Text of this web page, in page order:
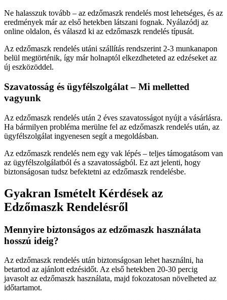
Ne halasszuk tovább – az edzőmaszk rendelés most lehetséges, és az
eredmények már az első hetekben látszani fognak. Nyálazódj az
online oldalon, és válaszd ki az edzőmaszk rendelés típusát.
Az edzőmaszk rendelés utáni szállítás rendszerint 2-3 munkanapon
belül megtörténik, így már holnaptól elkezdheteted az edzéseket az
új eszközöddel.
Szavatosság és ügyfélszolgálat – Mi melletted
vagyunk
Az edzőmaszk rendelés után 2 éves szavatosságot nyújt a vásárlásra.
Ha bármilyen probléma merülne fel az edzőmaszk rendelés után, az
ügyfélszolgálat ingyenesen segít a megoldásban.
Az edzőmaszk rendelés nem egy vak lépés – teljes támogatásom van
az ügyfélszolgálatból és a szavatosságból. Ez azt jelenti, hogy
biztonságosan tudsz befektetni az edzőmaszk rendelésbe.
Gyakran Ismételt Kérdések az
Edzőmaszk Rendelésről
Mennyire biztonságos az edzőmaszk használata
hosszú ideig?
Az edzőmaszk rendelés után biztonságosan lehet használni, ha
betartod az ajánlott edzésidőt. Az első hetekben 20-30 percig
javasolt az edzőmaszk használata, majd fokozatosan növelheted az
időtartamot.